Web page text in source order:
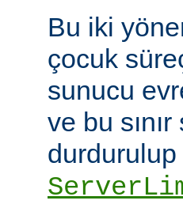
Bu iki
çocuk
sunucu
ve bu